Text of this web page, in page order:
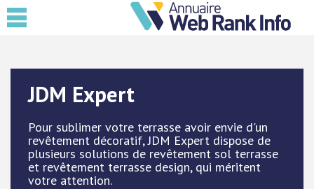
JDM Expert
Pour sublimer votre terrasse avoir envie d'un
revêtement décoratif, JDM Expert dispose de
plusieurs solutions de revêtement sol terrasse
et revêtement terrasse design, qui méritent
votre attention.